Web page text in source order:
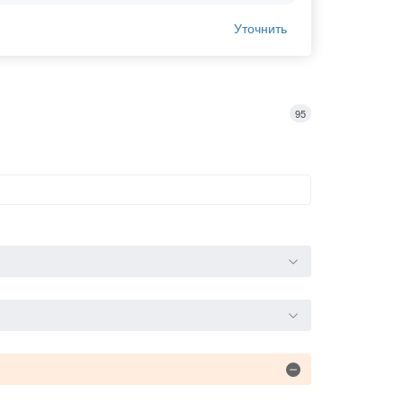
Уточнить
95